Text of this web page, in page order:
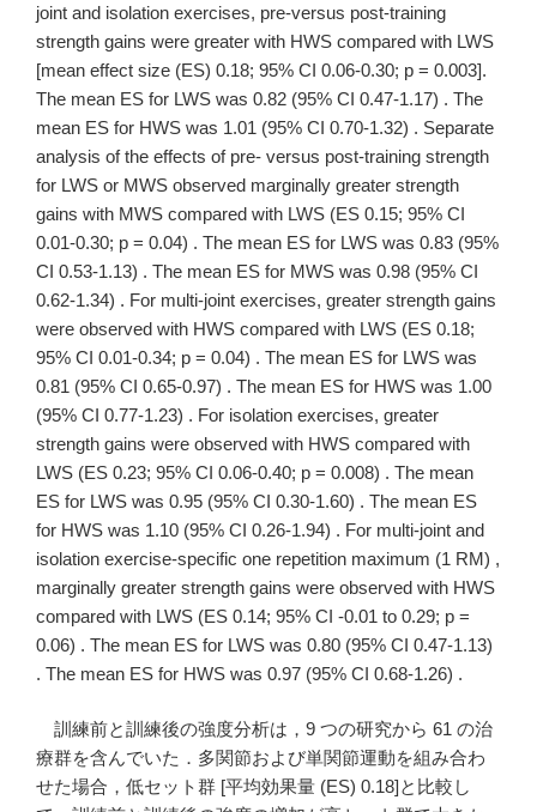
joint and isolation exercises, pre-versus post-training
strength gains were greater with HWS compared with LWS
[mean effect size (ES) 0.18; 95% CI 0.06-0.30; p = 0.003].
The mean ES for LWS was 0.82 (95% CI 0.47-1.17) . The
mean ES for HWS was 1.01 (95% CI 0.70-1.32) . Separate
analysis of the effects of pre- versus post-training strength
for LWS or MWS observed marginally greater strength
gains with MWS compared with LWS (ES 0.15; 95% CI
0.01-0.30; p = 0.04) . The mean ES for LWS was 0.83 (95%
CI 0.53-1.13) . The mean ES for MWS was 0.98 (95% CI
0.62-1.34) . For multi-joint exercises, greater strength gains
were observed with HWS compared with LWS (ES 0.18;
95% CI 0.01-0.34; p = 0.04) . The mean ES for LWS was
0.81 (95% CI 0.65-0.97) . The mean ES for HWS was 1.00
(95% CI 0.77-1.23) . For isolation exercises, greater
strength gains were observed with HWS compared with
LWS (ES 0.23; 95% CI 0.06-0.40; p = 0.008) . The mean
ES for LWS was 0.95 (95% CI 0.30-1.60) . The mean ES
for HWS was 1.10 (95% CI 0.26-1.94) . For multi-joint and
isolation exercise-specific one repetition maximum (1 RM) ,
marginally greater strength gains were observed with HWS
compared with LWS (ES 0.14; 95% CI -0.01 to 0.29; p =
0.06) . The mean ES for LWS was 0.80 (95% CI 0.47-1.13)
. The mean ES for HWS was 0.97 (95% CI 0.68-1.26) .
訓練前と訓練後の強度分析は，9 つの研究から 61 の治
療群を含んでいた．多関節および単関節運動を組み合わ
せた場合，低セット群 [平均効果量 (ES) 0.18]と比較し